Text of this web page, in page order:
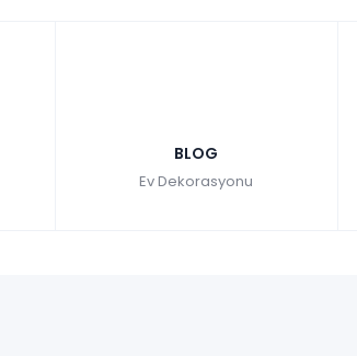
BLOG
Ev Dekorasyonu